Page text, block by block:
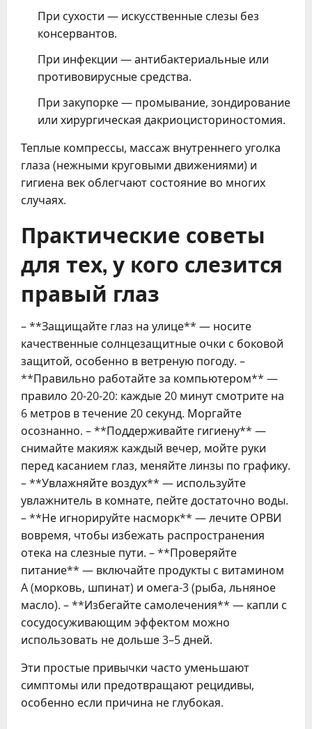
При сухости — искусственные слезы без
консервантов.
При инфекции — антибактериальные или
противовирусные средства.
При закупорке — промывание, зондирование
или хирургическая дакриоцисториностомия.
Теплые компрессы, массаж внутреннего уголка
глаза (нежными круговыми движениями) и
гигиена век облегчают состояние во многих
случаях.
Практические советы
для тех, у кого слезится
правый глаз
– **Защищайте глаз на улице** — носите
качественные солнцезащитные очки с боковой
защитой, особенно в ветреную погоду. –
**Правильно работайте за компьютером** —
правило 20-20-20: каждые 20 минут смотрите на
6 метров в течение 20 секунд. Моргайте
осознанно. – **Поддерживайте гигиену** —
снимайте макияж каждый вечер, мойте руки
перед касанием глаз, меняйте линзы по графику.
– **Увлажняйте воздух** — используйте
увлажнитель в комнате, пейте достаточно воды.
– **Не игнорируйте насморк** — лечите ОРВИ
вовремя, чтобы избежать распространения
отека на слезные пути. – **Проверяйте
питание** — включайте продукты с витамином
A (морковь, шпинат) и омега-3 (рыба, льняное
масло). – **Избегайте самолечения** — капли с
сосудосуживающим эффектом можно
использовать не дольше 3–5 дней.
Эти простые привычки часто уменьшают
симптомы или предотвращают рецидивы,
особенно если причина не глубокая.